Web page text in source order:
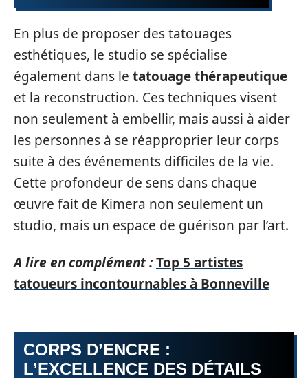
En plus de proposer des tatouages
esthétiques, le studio se spécialise
également dans le tatouage thérapeutique
et la reconstruction. Ces techniques visent
non seulement à embellir, mais aussi à aider
les personnes à se réapproprier leur corps
suite à des événements difficiles de la vie.
Cette profondeur de sens dans chaque
œuvre fait de Kimera non seulement un
studio, mais un espace de guérison par l’art.
A lire en complément :Top 5 artistes
tatoueurs incontournables à Bonneville
CORPS D’ENCRE :
L’EXCELLENCE DES DÉTAILS